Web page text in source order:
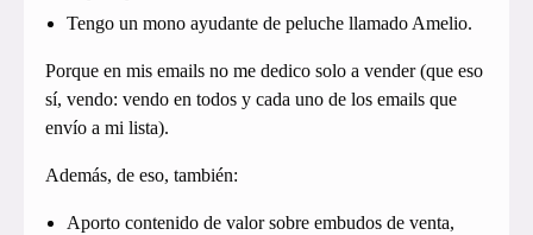
Tengo un mono ayudante de peluche llamado Amelio.
Porque en mis emails no me dedico solo a vender (que eso
sí, vendo: vendo en todos y cada uno de los emails que
envío a mi lista).
Además, de eso, también:
Aporto contenido de valor sobre embudos de venta,